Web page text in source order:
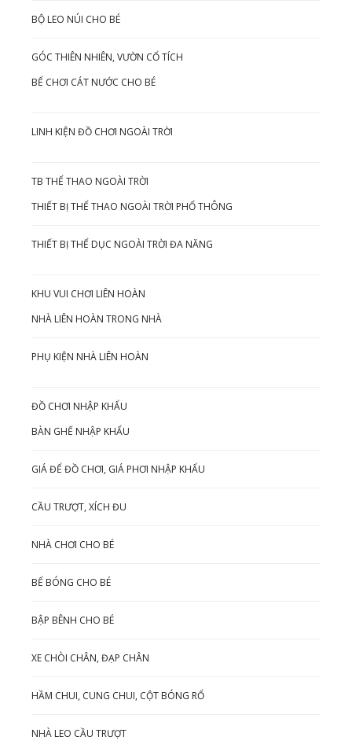
BỘ LEO NÚI CHO BÉ
GÓC THIÊN NHIÊN, VƯỜN CỔ TÍCH
BỂ CHƠI CÁT NƯỚC CHO BÉ
LINH KIỆN ĐỒ CHƠI NGOÀI TRỜI
TB THỂ THAO NGOÀI TRỜI
THIẾT BỊ THỂ THAO NGOÀI TRỜI PHỔ THÔNG
THIẾT BỊ THỂ DỤC NGOÀI TRỜI ĐA NĂNG
KHU VUI CHƠI LIÊN HOÀN
NHÀ LIÊN HOÀN TRONG NHÀ
PHỤ KIỆN NHÀ LIÊN HOÀN
ĐỒ CHƠI NHẬP KHẨU
BÀN GHẾ NHẬP KHẨU
GIÁ ĐỂ ĐỒ CHƠI, GIÁ PHƠI NHẬP KHẨU
CẦU TRƯỢT, XÍCH ĐU
NHÀ CHƠI CHO BÉ
BỂ BÓNG CHO BÉ
BẬP BÊNH CHO BÉ
XE CHÒI CHÂN, ĐẠP CHÂN
HẦM CHUI, CUNG CHUI, CỘT BÓNG RỔ
NHÀ LEO CẦU TRƯỢT